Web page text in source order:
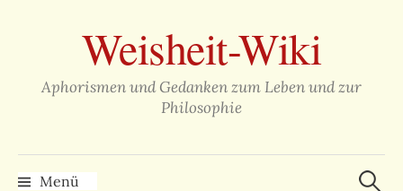
überspringenWeisheit-Wiki
Aphorismen und Gedanken zum Leben und zur
Philosophie
Menü
Suchen
nach: